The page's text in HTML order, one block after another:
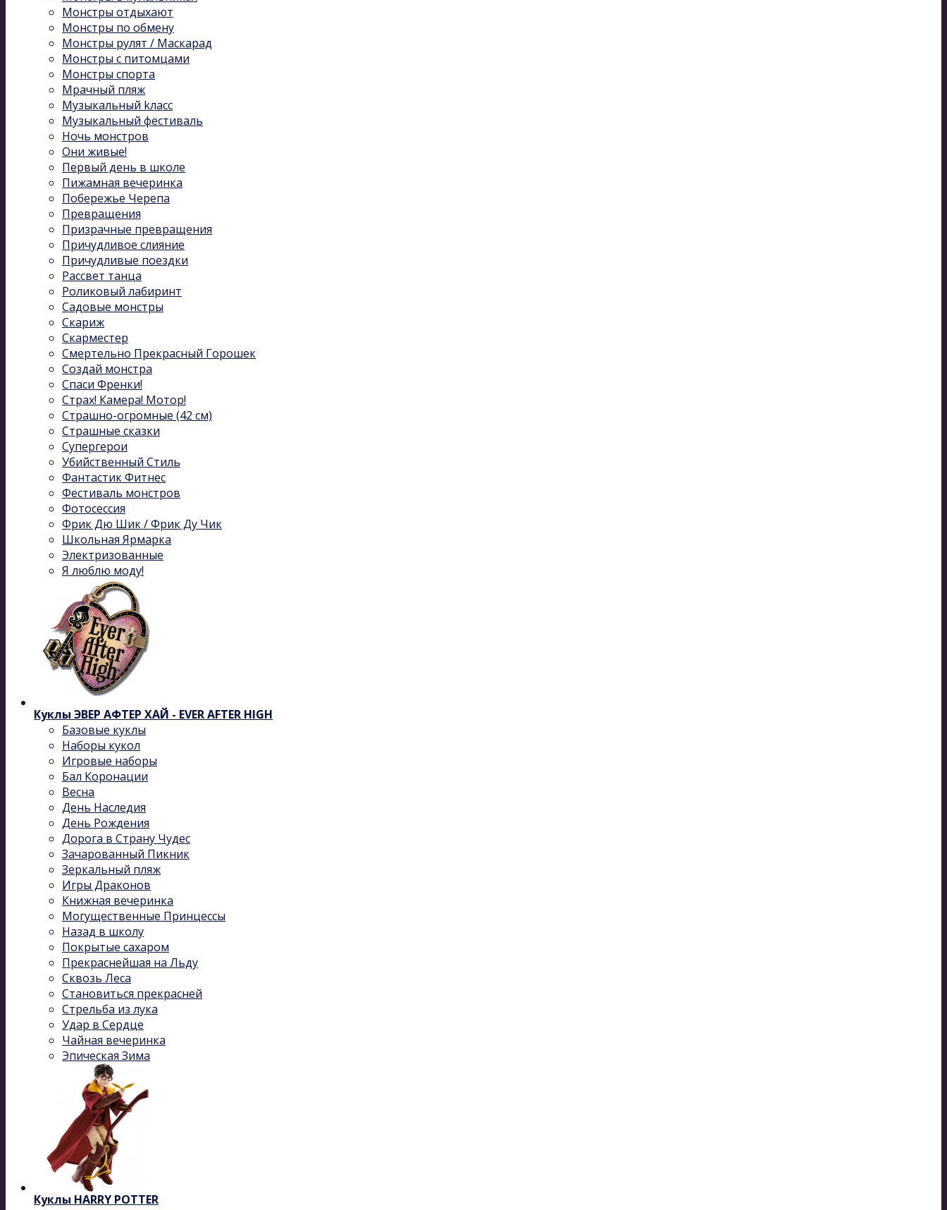
Монстры отдыхают
Монстры по обмену
Монстры рулят / Маскарад
Монстры с питомцами
Монстры спорта
Мрачный пляж
Музыкальный kласс
Музыкальный фестиваль
Ночь монстров
Они живые!
Первый день в школе
Пижамная вечеринка
Побережье Черепа
Превращения
Призрачные превращения
Причудливое слияние
Причудливые поездки
Рассвет танца
Роликовый лабиринт
Садовые монстры
Скариж
Скарместер
Смертельно Прекрасный Горошек
Создай монстра
Спаси Френки!
Страх! Камера! Мотор!
Страшно-огромные (42 см)
Страшные сказки
Супергерои
Убийственный Стиль
Фантастик Фитнес
Фестиваль монстров
Фотосессия
Фрик Дю Шик / Фрик Ду Чик
Школьная Ярмарка
Электризованные
Я люблю моду!
Куклы ЭВЕР АФТЕР ХАЙ - EVER AFTER HIGH
Базовые куклы
Наборы кукол
Игровые наборы
Бал Коронации
Весна
День Наследия
День Рождения
Дорога в Страну Чудес
Зачарованный Пикник
Зеркальный пляж
Игры Драконов
Книжная вечеринка
Могущественные Принцессы
Назад в школу
Покрытые сахаром
Прекраснейшая на Льду
Сквозь Леса
Становиться прекрасней
Стрельба из лука
Удар в Сердце
Чайная вечеринка
Эпическая Зима
Куклы HARRY POTTER